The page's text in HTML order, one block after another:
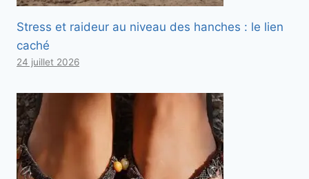
Stress et raideur au niveau des hanches : le lien
caché
24 juillet 2026